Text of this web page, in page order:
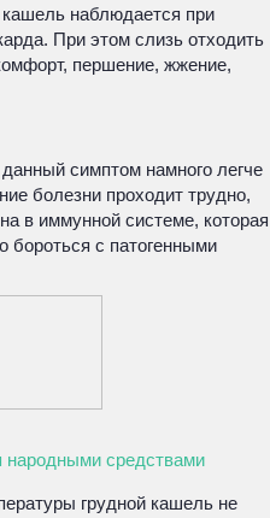
наблюдается при
При этом слизь отходить
першение, жжение,
симптом намного легче
болезни проходит трудно,
в иммунной системе, которая
бороться с патогенными
средствами
грудной кашель не